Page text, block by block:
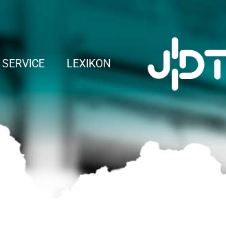
SERVICE LEXIKON